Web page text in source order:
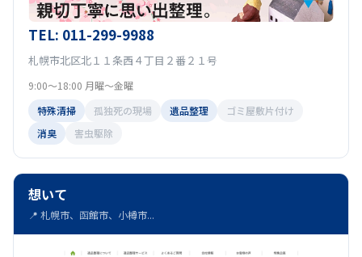
TEL: 011-299-9988
札幌市北区北１１条西４丁目２番２１号
9:00～18:00 月曜～金曜
特殊清掃
孤独死の現場 遺品整理
ゴミ屋敷片付け
消臭
害虫駆除
想いて
📍 札幌市、函館市、小樽市...